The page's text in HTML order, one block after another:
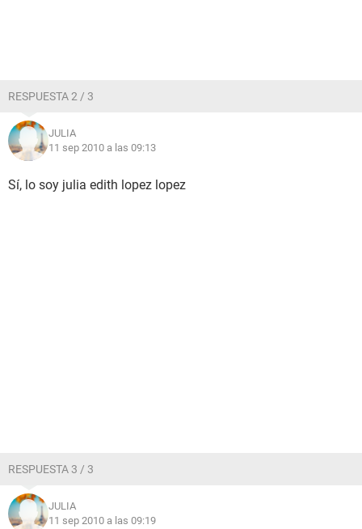
RESPUESTA 2 / 3
JULIA
11 sep 2010 a las 09:13
Sí, lo soy julia edith lopez lopez
RESPUESTA 3 / 3
JULIA
11 sep 2010 a las 09:19